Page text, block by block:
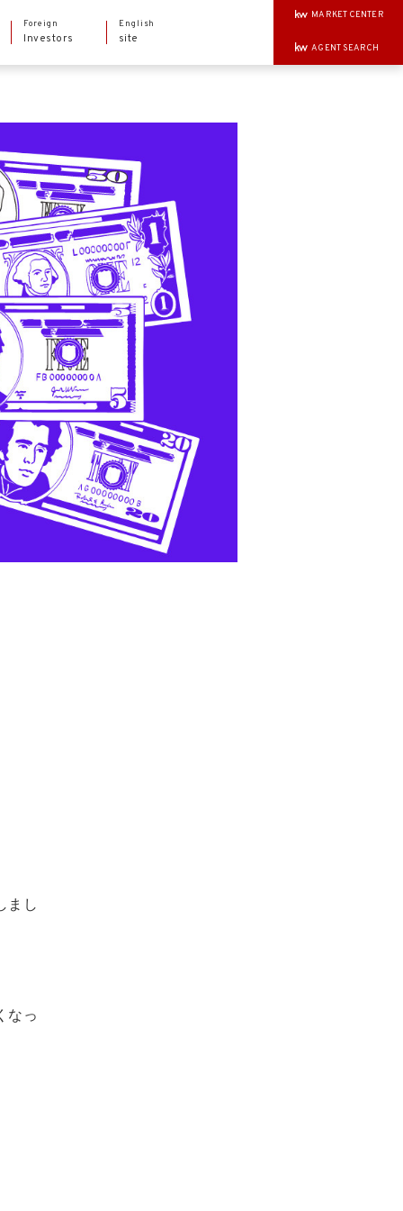
Foreign
Investors
English
site
MARKET CENTER
AGENT SEARCH
まし
なっ